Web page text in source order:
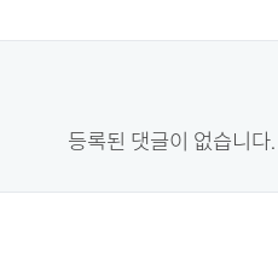
등록된 댓글이 없습니다.